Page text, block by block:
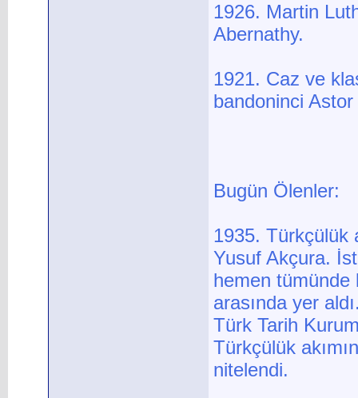
1926. Martin
Abernathy.
1921. Caz ve
bandoninci
Bugün Ölenler:
1935. Türkçülük
Yusuf Akçura.
hemen tümünde
arasında yer
Türk Tarih
Türkçülük
nitelendi.